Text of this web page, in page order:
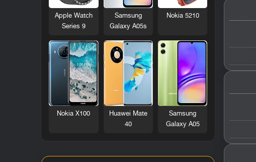
Nokia 5210
Samsung
Galaxy A05s
Apple Watch
Series 9
Samsung
Galaxy A05
Huawei Mate
40
Nokia X100